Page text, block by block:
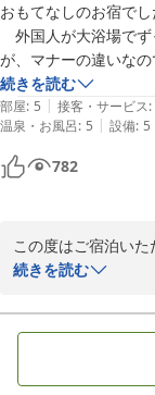
「また泊まりに行
に存じます。次回
う、より一層サービ
またのお越しをスタ
奥州秋保温泉 蘭亭
おもてなしのお宿で
外国人が大浴場でず
が、マナーの違いな
念です。食事の会場
感じました。その配
す。
続きを読む
部屋: 5 | 接客・サービス:
温泉・お風呂: 5 | 設備: 5
782
この度はご宿泊い
ありがとうございま
「おもてなしのお
また、大浴場でも
拝見いたしました
のお言葉をいただ
続きを読む